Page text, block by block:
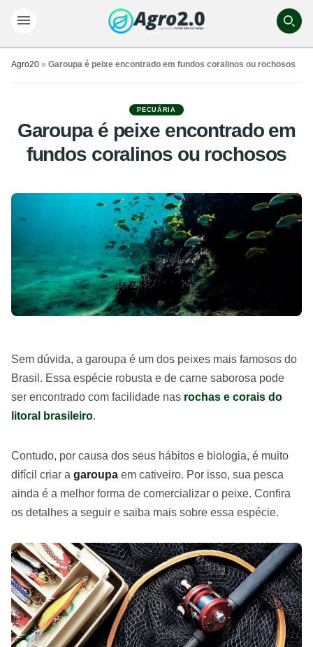
Agro20 » Garoupa é peixe encontrado em fundos coralinos ou rochosos
PECUÁRIA
Garoupa é peixe encontrado em
fundos coralinos ou rochosos
Sem dúvida, a garoupa é um dos peixes mais famosos do
Brasil. Essa espécie robusta e de carne saborosa pode
ser encontrado com facilidade nas rochas e corais do
litoral brasileiro.
Contudo, por causa dos seus hábitos e biologia, é muito
difícil criar a garoupa em cativeiro. Por isso, sua pesca
ainda é a melhor forma de comercializar o peixe. Confira
os detalhes a seguir e saiba mais sobre essa espécie.